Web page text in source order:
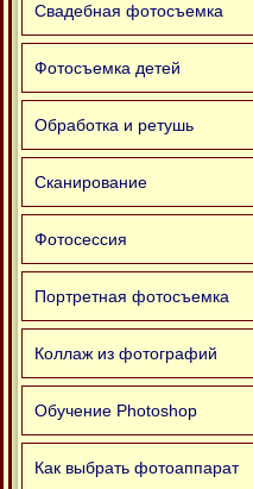
Свадебная фотосъемка
Фотосъемка детей
Обработка и ретушь
Сканирование
Фотосессия
Портретная фотосъемка
Коллаж из фотографий
Обучение Photoshop
Как выбрать фотоаппарат